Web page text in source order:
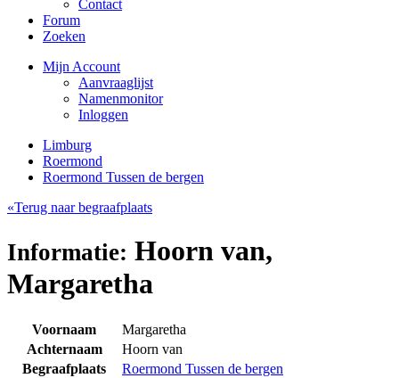
Contact
Forum
Zoeken
Mijn Account
Aanvraaglijst
Namenmonitor
Inloggen
Limburg
Roermond
Roermond Tussen de bergen
«Terug naar begraafplaats
Informatie: Hoorn van,
Margaretha
Voornaam
Margaretha
Achternaam
Hoorn van
Begraafplaats
Roermond Tussen de bergen